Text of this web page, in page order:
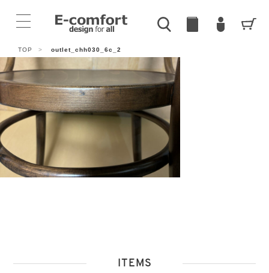
TOP > outlet_chh030_6c_2
ITEMS